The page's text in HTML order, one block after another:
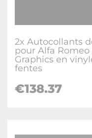
2x Autocollants
pour Alfa
Graphics en
fentes
€138.37